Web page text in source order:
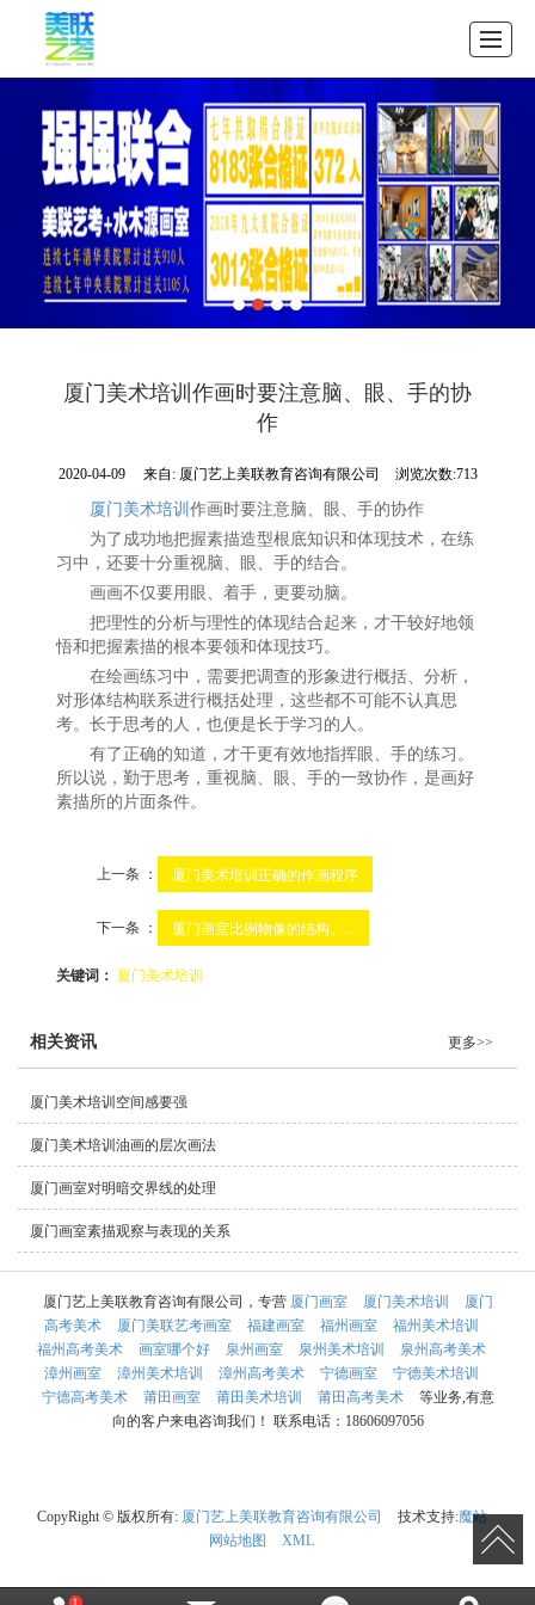
首页 公司介绍 教学案例 招生中心 图库展示 资讯展示 联系我们
厦门美术培训作画时要注意脑、眼、手的协
作
2020-04-09 来自: 厦门艺上美联教育咨询有限公司 浏览次数:713
厦门美术培训作画时要注意脑、眼、手的协作
为了成功地把握素描造型根底知识和体现技术，在练
习中，还要十分重视脑、眼、手的结合。
画画不仅要用眼、着手，更要动脑。
把理性的分析与理性的体现结合起来，才干较好地领
悟和把握素描的根本要领和体现技巧。
在绘画练习中，需要把调查的形象进行概括、分析，
对形体结构联系进行概括处理，这些都不可能不认真思
考。长于思考的人，也便是长于学习的人。
有了正确的知道，才干更有效地指挥眼、手的练习。
所以说，勤于思考，重视脑、眼、手的一致协作，是画好
素描所的片面条件。
上一条 ： 厦门美术培训正确的作画程序
下一条 ： 厦门画室比例物像的结构、...
关键词： 厦门美术培训
相关资讯 更多>>
厦门美术培训空间感要强
厦门美术培训油画的层次画法
厦门画室对明暗交界线的处理
厦门画室素描观察与表现的关系
厦门艺上美联教育咨询有限公司，专营 厦门画室 厦门美术培训
厦门
高考美术
厦门美联艺考画室 福建画室 福州画室
福州美术培训
福州高考美术
画室哪个好 泉州画室 泉州美术培训
泉州高考美术
漳州画室
漳州美术培训 漳州高考美术 宁德画室
宁德美术培训
宁德高考美术
莆田画室 莆田美术培训 莆田高考美术
等业务,有意
向的客户来电咨询我们！ 联系电话：18606097056
CopyRight © 版权所有: 厦门艺上美联教育咨询有限公司 技术支持:魔站
网站地图
XML